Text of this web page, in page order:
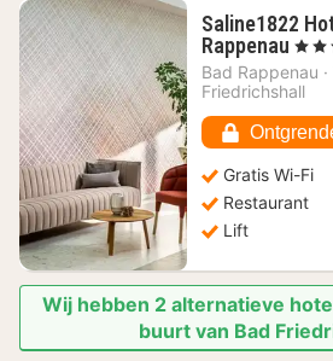
Saline1822
Rappenau 1
vanaf
€
, 4
Bad Rappenau ·
Friedrichshall
Gratis Wi-Fi
Restaurant
Lift
Wij hebben 2 alternatieve
buurt van Bad